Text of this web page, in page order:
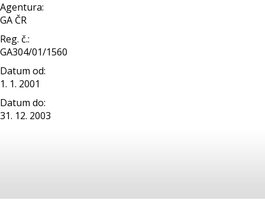
Agentura:
GA ČR
Reg. č.:
GA304/01/1560
Datum od:
1. 1. 2001
Datum do:
31. 12. 2003